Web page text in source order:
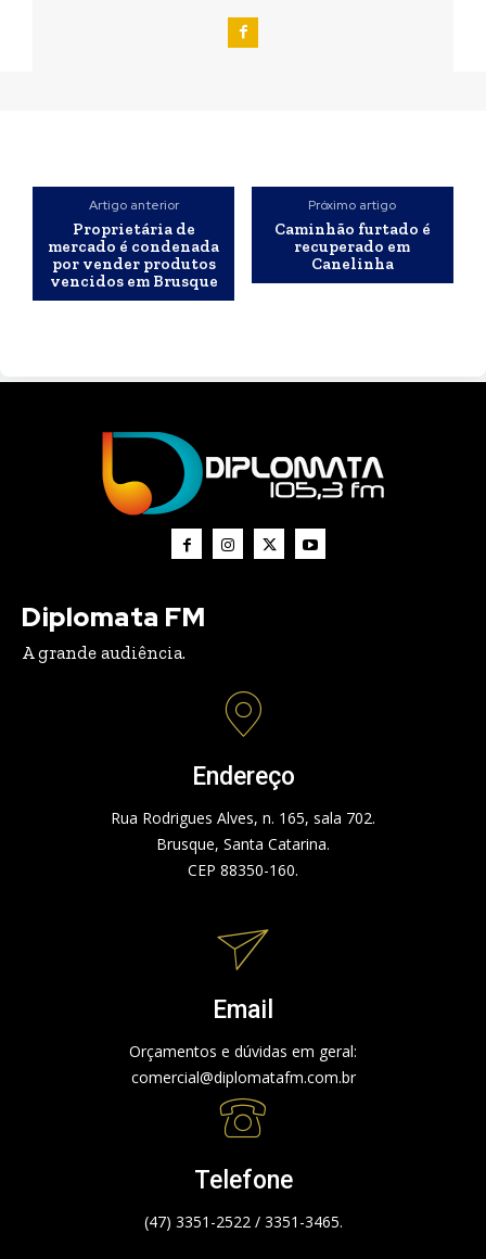
Artigo anterior
Proprietária de
mercado é condenada
por vender produtos
vencidos em Brusque
Próximo artigo
Caminhão furtado é
recuperado em
Canelinha
Diplomata FM
A grande audiência.
Endereço
Rua Rodrigues Alves, n. 165, sala 702.
Brusque, Santa Catarina.
CEP 88350-160.
Email
Orçamentos e dúvidas em geral:
comercial@diplomatafm.com.br
Telefone
(47) 3351-2522 / 3351-3465.